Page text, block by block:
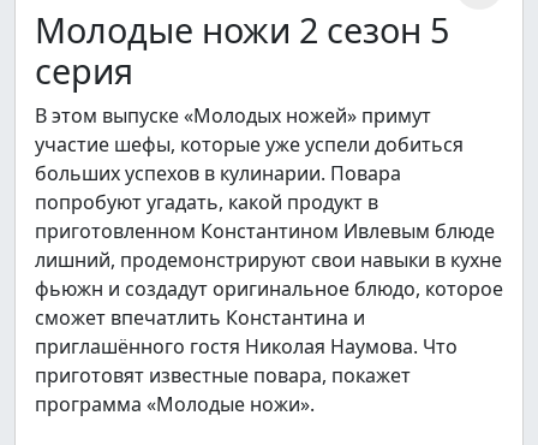
Молодые ножи 2 сезон 5
серия
В этом выпуске «Молодых ножей» примут
участие шефы, которые уже успели добиться
больших успехов в кулинарии. Повара
попробуют угадать, какой продукт в
приготовленном Константином Ивлевым блюде
лишний, продемонстрируют свои навыки в кухне
фьюжн и создадут оригинальное блюдо, которое
сможет впечатлить Константина и
приглашённого гостя Николая Наумова. Что
приготовят известные повара, покажет
программа «Молодые ножи».